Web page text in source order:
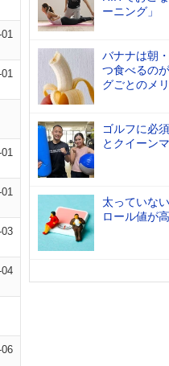
ーニング」
バナナは朝
つ食べるの
グごとのメ
ゴルフに必
とクイーン
太っていな
ロール値が